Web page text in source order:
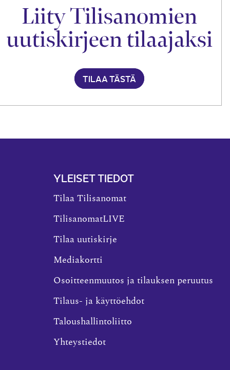
Liity Tilisanomien
uutiskirjeen tilaajaksi
TILAA TÄSTÄ
YLEISET TIEDOT
Tilaa Tilisanomat
TilisanomatLIVE
Tilaa uutiskirje
Mediakortti
Osoitteenmuutos ja tilauksen peruutus
Tilaus- ja käyttöehdot
Taloushallintoliitto
Yhteystiedot